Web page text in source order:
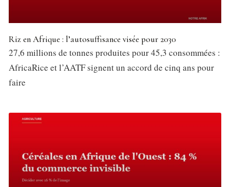
Riz en Afrique : l’autosuffisance visée pour 2030
27,6 millions de tonnes produites pour 45,3 consommées :
AfricaRice et l’AATF signent un accord de cinq ans pour
faire